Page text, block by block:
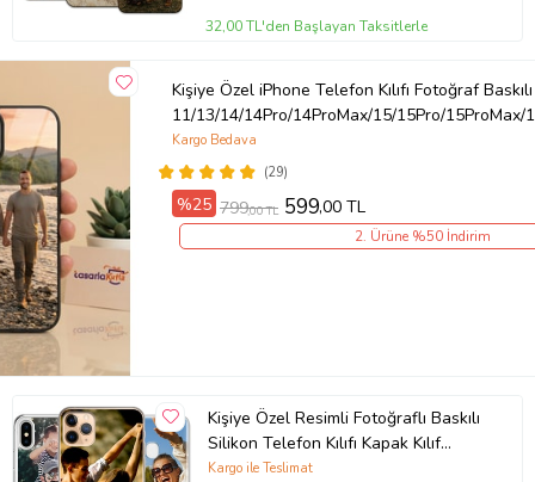
32,00 TL'den Başlayan Taksitlerle
Kişiye Özel iPhone Telefon Kılıfı Fotoğraf Baskılı
11/13/14/14Pro/14ProMax/15/15Pro/
(29)
Kargo Bedava
%25 799,00 TL 599,00 TL
2. Ürüne %50 İndirim
Kişiye Özel Resimli Fotoğraflı Baskılı
Silikon Telefon Kılıfı Kapak Kılıf
(Telefon Modelleri Açıklamada)
Kargo ile Teslimat